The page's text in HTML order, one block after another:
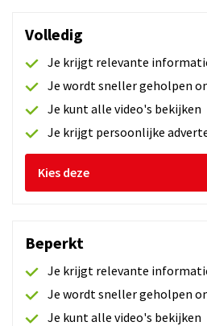
Volledig
Je krijgt relevante
Je wordt sneller geholpen
Je kunt alle video's bekijken
Je krijgt persoonlijke
Kies deze
Beperkt
Je krijgt relevante
Je wordt sneller geholpen
Je kunt alle video's bekijken
Diagnose
746
storingen in de klimaatregeling
diagnosestrategie op te sporen